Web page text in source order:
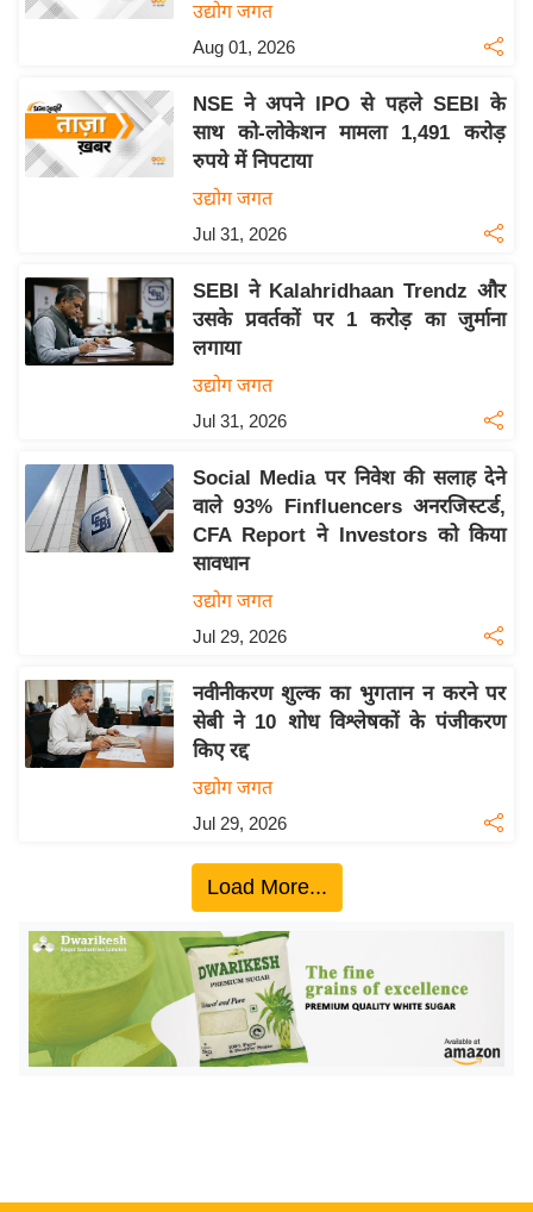
2
6
क्रा
इ
-
पे
प
र
ल
बे
मि
ख्सि
य
त
सा
ज
ग
व
उद्योग जगत
Aug 01, 2026
NSE ने अपने IPO से पहले SEBI के
साथ को-लोकेशन मामला 1,491 करोड़
रुपये में निपटाया
उद्योग जगत
Jul 31, 2026
SEBI ने Kalahridhaan Trendz और
उसके प्रवर्तकों पर 1 करोड़ का जुर्माना
लगाया
उद्योग जगत
Jul 31, 2026
Social Media पर निवेश की सलाह देने
वाले 93% Finfluencers अनरजिस्टर्ड,
CFA Report ने Investors को किया
सावधान
उद्योग जगत
Jul 29, 2026
नवीनीकरण शुल्क का भुगतान न करने पर
सेबी ने 10 शोध विश्लेषकों के पंजीकरण
किए रद्द
उद्योग जगत
Jul 29, 2026
Load More...